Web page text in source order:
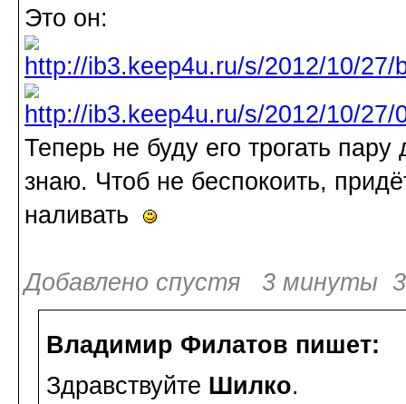
Это он:
Теперь не буду его трогать
знаю. Чтоб не беспокоить,
наливать
Добавлено спустя 3 минуты 3
Владимир Филатов пишет:
Здравствуйте Шилко.